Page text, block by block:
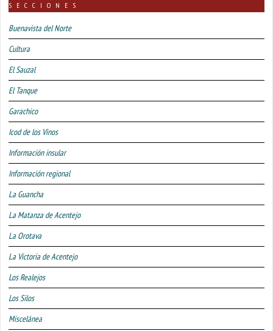
SECCIONES
Buenavista del Norte
Cultura
El Sauzal
El Tanque
Garachico
Icod de los Vinos
Información insular
Información regional
La Guancha
La Matanza de Acentejo
La Orotava
La Victoria de Acentejo
Los Realejos
Los Silos
Miscelánea